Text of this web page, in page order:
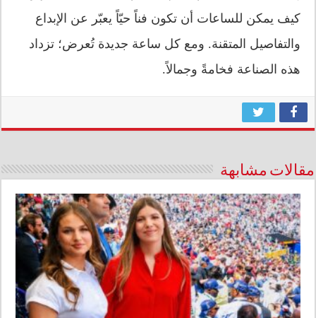
كيف يمكن للساعات أن تكون فناً حيّاً يعبّر عن الإبداع
والتفاصيل المتقنة. ومع كل ساعة جديدة تُعرض؛ تزداد
هذه الصناعة فخامةً وجمالاً.
مقالات مشابهة